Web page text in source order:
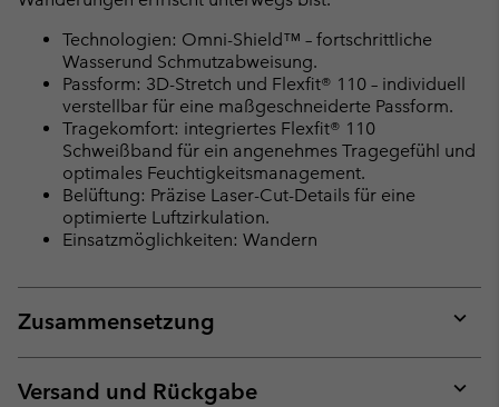
Technologien: Omni-Shield™ – fortschrittliche
Wasserund Schmutzabweisung.
Passform: 3D-Stretch und Flexfit® 110 – individuell
verstellbar für eine maßgeschneiderte Passform.
Tragekomfort: integriertes Flexfit® 110
Schweißband für ein angenehmes Tragegefühl und
optimales Feuchtigkeitsmanagement.
Belüftung: Präzise Laser-Cut-Details für eine
optimierte Luftzirkulation.
Einsatzmöglichkeiten: Wandern
Zusammensetzung
or
Versand und Rückgabe